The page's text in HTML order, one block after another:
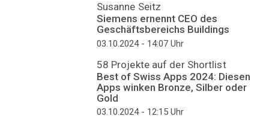
Susanne Seitz
Siemens ernennt CEO des
Geschäftsbereichs Buildings
03.10.2024 - 14:07Uhr
58 Projekte auf der Shortlist
Best of Swiss Apps 2024: Diesen
Apps winken Bronze, Silber oder
Gold
03.10.2024 - 12:15Uhr